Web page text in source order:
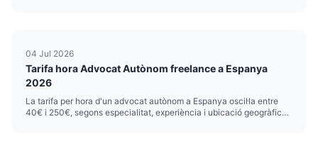
04 Jul 2026
Tarifa hora Advocat Autònom freelance a Espanya
2026
La tarifa per hora d'un advocat autònom a Espanya oscil·la entre
40€ i 250€, segons especialitat, experiència i ubicació geogràfica.